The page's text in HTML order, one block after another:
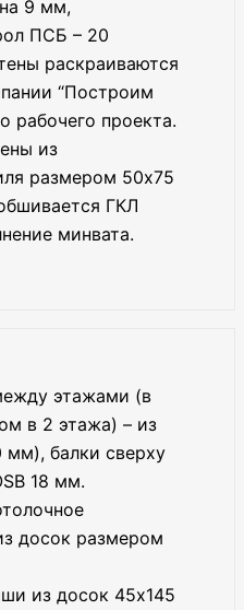
9 мм,
ПСБ – 20
раскраиваются
“Построим
рабочего проекта.
из
размером 50х75
ГКЛ
минвата.
этажами (в
в 2 этажа) – из
мм), балки сверху
18 мм.
досок размером
из досок 45х145